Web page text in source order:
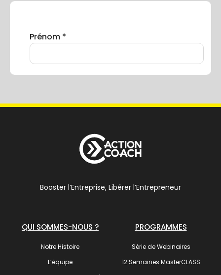
Booster l’Entreprise, Libérer l’Entrepreneur
QUI SOMMES-NOUS ?
Notre Histoire
L’équipe
PROGRAMMES
Série de Webinaires
12 Semaines MasterCLASS